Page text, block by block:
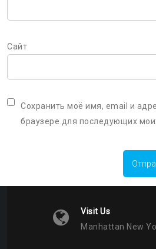
Сайт
Сохранить моё имя, email и
браузере для последующих
Visit Us
Manhattan New